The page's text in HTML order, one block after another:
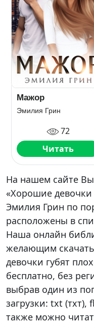
Мажор
Эмилия Грин
72
Читать
На нашем сайте Вы
«Хорошие девочки
Эмилия Грин по
расположены в
Наша онлайн
желающим
девочки губят
бесплатно, без
выбрав один из
загрузки: txt (тхт),
также можно